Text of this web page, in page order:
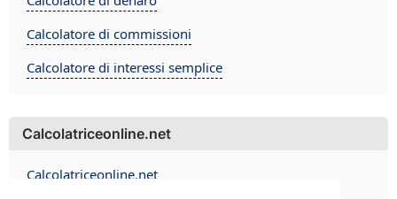
Calcolatore di commissioni
Calcolatore di interessi semplice
Calcolatriceonline.net
Calcolatriceonline.net